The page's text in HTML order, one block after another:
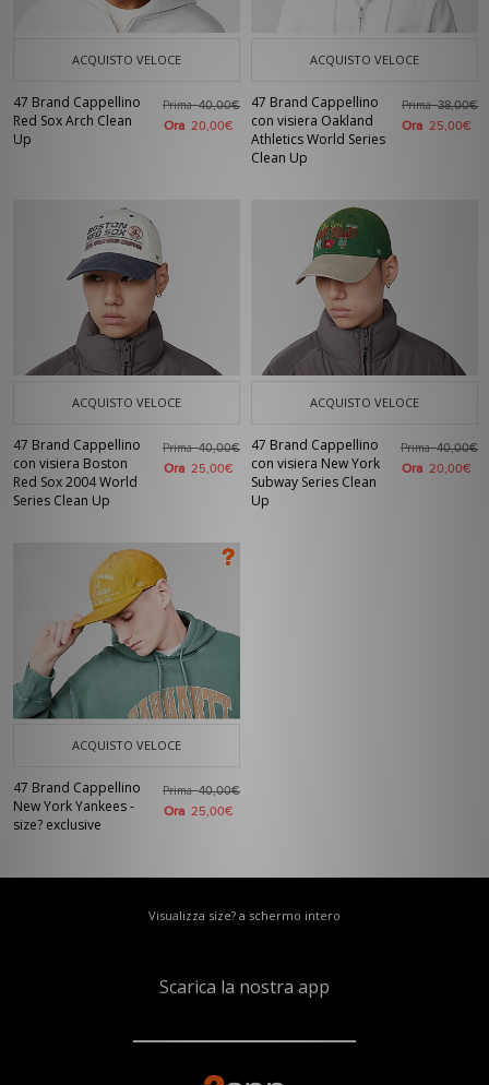
ACQUISTO VELOCE
47 Brand Cappellino
Red Sox Arch Clean
Up
Prima40,00€
Ora 20,00€
ACQUISTO VELOCE
47 Brand Cappellino
con visiera Oakland
Athletics World Series
Clean Up
Prima38,00€
Ora 25,00€
ACQUISTO VELOCE
47 Brand Cappellino
con visiera Boston
Red Sox 2004 World
Series Clean Up
Prima40,00€
Ora 25,00€
ACQUISTO VELOCE
47 Brand Cappellino
con visiera New York
Subway Series Clean
Up
Prima40,00€
Ora 20,00€
ACQUISTO VELOCE
47 Brand Cappellino
New York Yankees -
size? exclusive
Prima40,00€
Ora 25,00€
Visualizza size? a schermo intero
Scarica la nostra app